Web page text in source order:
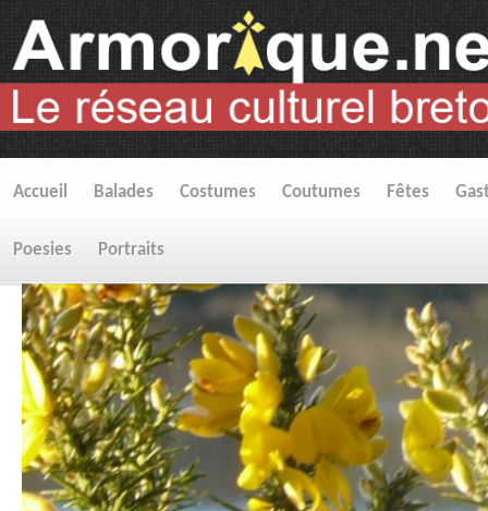
Accueil Balades Costumes Coutumes Fêtes
Poesies Portraits